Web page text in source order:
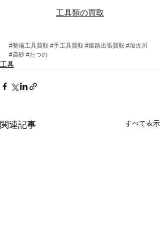
工具類の買取
#整備工具買取 #手工具買取 #姫路出張買取 #加古川
#高砂 #たつの
工具
関連記事 すべて表示